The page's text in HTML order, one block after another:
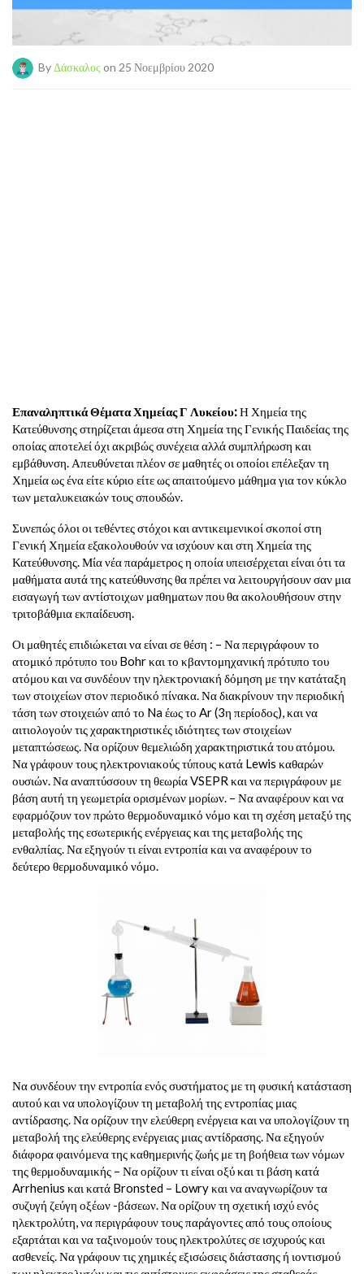
By Δάσκαλος on 25 Νοεμβρίου 2020
Επαναληπτικά Θέματα Χημείας Γ Λυκείου:Η Χημεία της
Κατεύθυνσης στηρίζεται άμεσα στη Χημεία της Γενικής Παιδείας της
οποίας αποτελεί όχι ακριβώς συνέχεια αλλά συμπλήρωση και
εμβάθυνση. Απευθύνεται πλέον σε μαθητές οι οποίοι επέλεξαν τη
Χημεία ως ένα είτε κύριο είτε ως απαιτούμενο μάθημα για τον κύκλο
των μεταλυκειακών τους σπουδών.
Συνεπώς όλοι οι τεθέντες στόχοι και αντικειμενικοί σκοποί στη
Γενική Χημεία εξακολουθούν να ισχύουν και στη Χημεία της
Κατεύθυνσης. Μία νέα παράμετρος η οποία υπεισέρχεται είναι ότι τα
μαθήματα αυτά της κατεύθυνσης θα πρέπει να λειτουργήσουν σαν μια
εισαγωγή των αντίστοιχων μαθηματων που θα ακολουθήσουν στην
τριτοβάθμια εκπαίδευση.
Οι μαθητές επιδιώκεται να είναι σε θέση : – Να περιγράφουν το
ατομικό πρότυπο του Bohr και το κβαντομηχανική πρότυπο του
ατόμου και να συνδέουν την ηλεκτρονιακή δόμηση με την κατάταξη
των στοιχείων στον περιοδικό πίνακα. Να διακρίνουν την περιοδική
τάση των στοιχειών από το Na έως το Ar (3η περίοδος), και να
αιτιολογούν τις χαρακτηριστικές ιδιότητες των στοιχείων
μεταπτώσεως. Να ορίζουν θεμελιώδη χαρακτηριστικά του ατόμου.
Να γράφουν τους ηλεκτρονιακούς τύπους κατά Lewis καθαρών
ουσιών. Να αναπτύσσουν τη θεωρία VSEPR και να περιγράφουν με
βάση αυτή τη γεωμετρία ορισμένων μορίων. – Να αναφέρουν και να
εφαρμόζουν τον πρώτο θερμοδυναμικό νόμο και τη σχέση μεταξύ της
μεταβολής της εσωτερικής ενέργειας και της μεταβολής της
ενθαλπίας. Να εξηγούν τι είναι εντροπία και να αναφέρουν το
δεύτερο θερμοδυναμικό νόμο.
Να συνδέουν την εντροπία ενός συστήματος με τη φυσική κατάσταση
αυτού και να υπολογίζουν τη μεταβολή της εντροπίας μιας
αντίδρασης. Να ορίζουν την ελεύθερη ενέργεια και να υπολογίζουν τη
μεταβολή της ελεύθερης ενέργειας μιας αντίδρασης. Να εξηγούν
διάφορα φαινόμενα της καθημερινής ζωής με τη βοήθεια των νόμων
της θερμοδυναμικής – Να ορίζουν τι είναι οξύ και τι βάση κατά
Arrhenius και κατά Bronsted – Lowry και να αναγνωρίζουν τα
συζυγή ζεύγη οξέων -βάσεων. Να ορίζουν τη σχετική ισχύ ενός
ηλεκτρολύτη, να περιγράφουν τους παράγοντες από τους οποίους
εξαρτάται και να ταξινομούν τους ηλεκτρολύτες σε ισχυρούς και
ασθενείς. Να γράφουν τις χημικές εξισώσεις διάστασης ή ιοντισμού